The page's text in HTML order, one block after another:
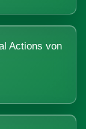
Actions von